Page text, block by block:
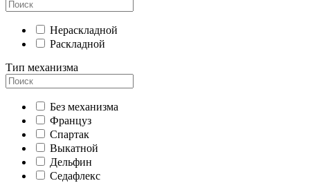
Нераскладной
Раскладной
Тип механизма
Без механизма
Француз
Спартак
Выкатной
Дельфин
Седафлекс